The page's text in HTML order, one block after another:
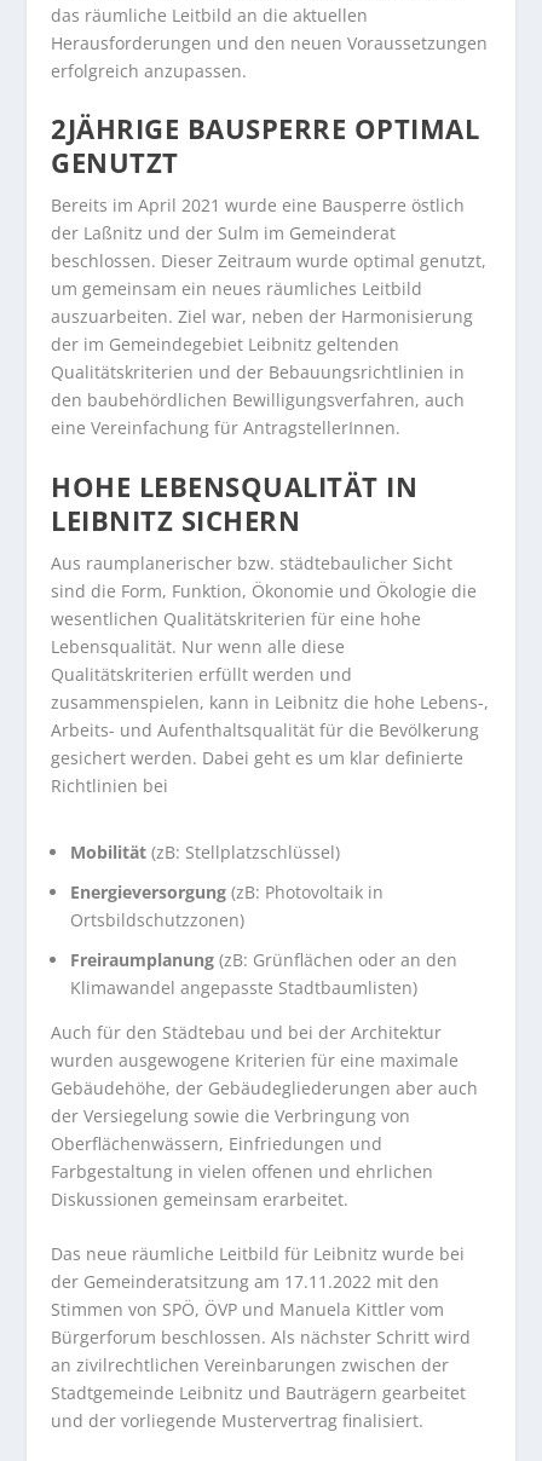
das räumliche Leitbild an die aktuellen
Herausforderungen und den neuen Voraussetzungen
erfolgreich anzupassen.
2JÄHRIGE BAUSPERRE OPTIMAL
GENUTZT
Bereits im April 2021 wurde eine Bausperre östlich
der Laßnitz und der Sulm im Gemeinderat
beschlossen. Dieser Zeitraum wurde optimal genutzt,
um gemeinsam ein neues räumliches Leitbild
auszuarbeiten. Ziel war, neben der Harmonisierung
der im Gemeindegebiet Leibnitz geltenden
Qualitätskriterien und der Bebauungsrichtlinien in
den baubehördlichen Bewilligungsverfahren, auch
eine Vereinfachung für AntragstellerInnen.
HOHE LEBENSQUALITÄT IN
LEIBNITZ SICHERN
Aus raumplanerischer bzw. städtebaulicher Sicht
sind die Form, Funktion, Ökonomie und Ökologie die
wesentlichen Qualitätskriterien für eine hohe
Lebensqualität. Nur wenn alle diese
Qualitätskriterien erfüllt werden und
zusammenspielen, kann in Leibnitz die hohe Lebens-,
Arbeits- und Aufenthaltsqualität für die Bevölkerung
gesichert werden. Dabei geht es um klar definierte
Richtlinien bei
Mobilität (zB: Stellplatzschlüssel)
Energieversorgung (zB: Photovoltaik in
Ortsbildschutzzonen)
Freiraumplanung (zB: Grünflächen oder an den
Klimawandel angepasste Stadtbaumlisten)
Auch für den Städtebau und bei der Architektur
wurden ausgewogene Kriterien für eine maximale
Gebäudehöhe, der Gebäudegliederungen aber auch
der Versiegelung sowie die Verbringung von
Oberflächenwässern, Einfriedungen und
Farbgestaltung in vielen offenen und ehrlichen
Diskussionen gemeinsam erarbeitet.
Das neue räumliche Leitbild für Leibnitz wurde bei
der Gemeinderatsitzung am 17.11.2022 mit den
Stimmen von SPÖ, ÖVP und Manuela Kittler vom
Bürgerforum beschlossen. Als nächster Schritt wird
an zivilrechtlichen Vereinbarungen zwischen der
Stadtgemeinde Leibnitz und Bauträgern gearbeitet
und der vorliegende Mustervertrag finalisiert.